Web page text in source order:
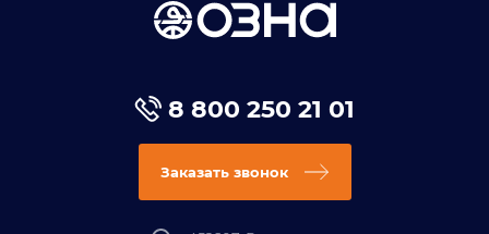
8 800 250 21 01
Заказать звонок